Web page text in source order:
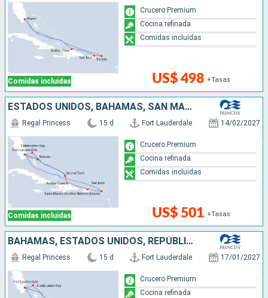
Comidas incluidas US$ 498 +Tasas
Crucero Premium
Cocina refinada
Comidas incluidas
ESTADOS UNIDOS, BAHAMAS, SAN MARTÍN, PUERTO RICO, REPÚBLICA DOMINICANA
Comidas incluidas
Regal Princess 15 d Fort Lauderdale 14/02/2027
US$ 501 +Tasas
Crucero Premium
Cocina refinada
Comidas incluidas
BAHAMAS, ESTADOS UNIDOS, REPÚBLICA DOMINICANA, PUERTO RICO
Regal Princess 15 d Fort Lauderdale 17/01/2027
Crucero Premium
Cocina refinada